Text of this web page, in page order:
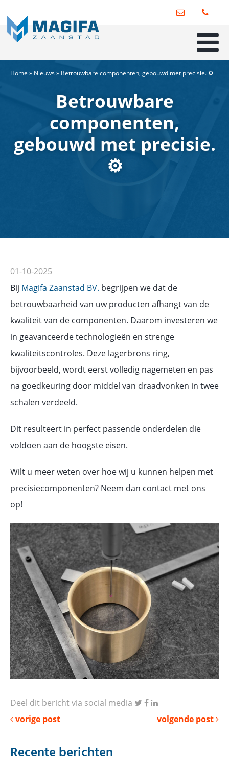
Home » Nieuws» Betrouwbare componenten, gebouwd met precisie. ⚙️
Betrouwbare
componenten,
gebouwd met precisie.
⚙️
01-10-2025
Bij Magifa Zaanstad BV. begrijpen we dat de
betrouwbaarheid van uw producten afhangt van de
kwaliteit van de componenten. Daarom investeren we
in geavanceerde technologieën en strenge
kwaliteitscontroles. Deze lagerbrons ring,
bijvoorbeeld, wordt eerst volledig nagemeten en pas
na goedkeuring door middel van draadvonken in twee
schalen verdeeld.
Dit resulteert in perfect passende onderdelen die
voldoen aan de hoogste eisen.
Wilt u meer weten over hoe wij u kunnen helpen met
precisiecomponenten? Neem dan contact met ons
op!
Deel dit bericht via social media
vorige post
volgende post
Recente berichten